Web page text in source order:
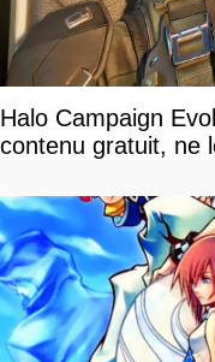
Halo Campaign
contenu gratuit, ne